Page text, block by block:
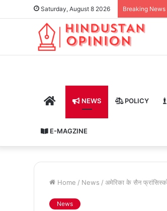
Saturday, August 8 2026 Breaking News
HOME NEWS POLICY
E-MAGZINE
Home / News / अमेरिका के सैन
News